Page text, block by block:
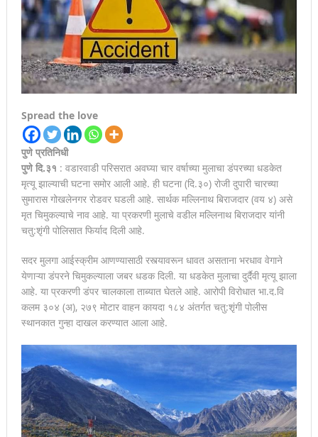
Spread the love
पुणे प्रतिनिधी
पुणे दि.३१ : वडारवाडी परिसरात अवघ्या चार वर्षाच्या मुलाचा डंपरच्या धडकेत
मृत्यू झाल्याची घटना समोर आली आहे. ही घटना (दि.३०) रोजी दुपारी चारच्या
सुमारास गोखलेनगर रोडवर घडली आहे. सार्थक मल्लिनाथ बिराजदार (वय ४) असे
मृत चिमुकल्याचे नाव आहे. या प्रकरणी मुलाचे वडील मल्लिनाथ बिराजदार यांनी
चतु:शृंगी पोलिसात फिर्याद दिली आहे.
सदर मुलगा आईस्क्रीम आणण्यासाठी रस्त्यावरून धावत असताना भरधाव वेगाने
येणाऱ्या डंपरने चिमुकल्याला जबर धडक दिली. या धडकेत मुलाचा दुर्दैवी मृत्यू झाला
आहे. या प्रकरणी डंपर चालकाला ताब्यात घेतले आहे. आरोपी विरोधात भा.द.वि
कलम ३०४ (अ), २७९ मोटार वाहन कायदा १८४ अंतर्गत चतु:शृंगी पोलीस
स्थानकात गुन्हा दाखल करण्यात आला आहे.